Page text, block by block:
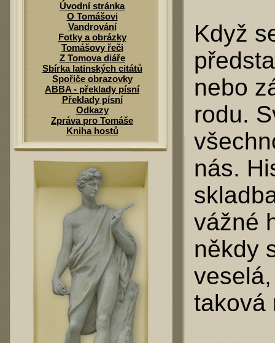
Úvodní stránka
O Tomášovi
Vandrování
Fotky a obrázky
Tomášovy řeči
Z Tomova diáře
Sbírka latinských citátů
Spořiče obrazovky
ABBA - překlady písní
Překlady písní
Odkazy
Zpráva pro Tomáše
Kniha hostů
Když
nebo
rodu.
nás.
vážné
někdy
taková